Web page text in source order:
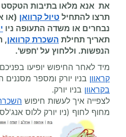
את אנא מלאו בתיבות
תרצו להתחיל טיול קרוואן (או
נבחרים או משדה התעופה ניו
תאריך תחילת השכרת קרוואן,
הנפשות. וללחוץ על 'חפש'.
מיד לאחר החיפוש יופיעו
קראוון בניו יורק ומספר
בקראוון בניו יורק.
לצפייה איך לעשות חיפוש
מחוף לחוף (ניו יורק ללוס